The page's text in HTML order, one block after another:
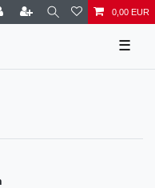
0,00 EUR
☰